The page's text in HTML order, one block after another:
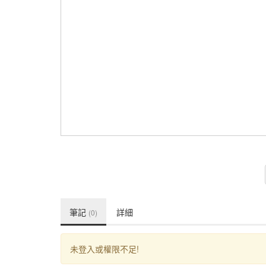
筆記 (0) 詳細
未登入或權限不足!